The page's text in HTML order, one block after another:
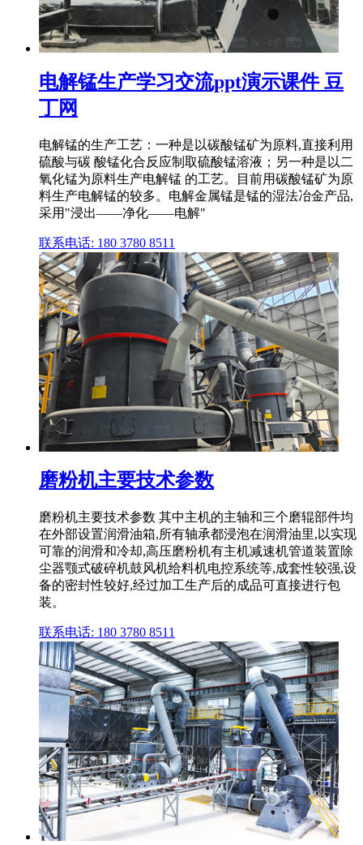
电解锰生产学习交流ppt演示课件 豆
丁网
电解锰的生产工艺：一种是以碳酸锰矿为原料,直接利用
硫酸与碳 酸锰化合反应制取硫酸锰溶液；另一种是以二
氧化锰为原料生产电解锰 的工艺。目前用碳酸锰矿为原
料生产电解锰的较多。电解金属锰是锰的湿法冶金产品,
采用"浸出——净化——电解"
联系电话: 180 3780 8511
磨粉机主要技术参数
磨粉机主要技术参数 其中主机的主轴和三个磨辊部件均
在外部设置润滑油箱,所有轴承都浸泡在润滑油里,以实现
可靠的润滑和冷却,高压磨粉机有主机减速机管道装置除
尘器颚式破碎机鼓风机给料机电控系统等,成套性较强,设
备的密封性较好,经过加工生产后的成品可直接进行包
装。
联系电话: 180 3780 8511